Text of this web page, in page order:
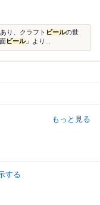
り、クラフト ビールの世
ビール」より...
もっと見る
する